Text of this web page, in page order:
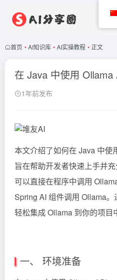
首页 • AI知识库 • AI实操教程 • 正文
在 Java 中使用 Ollama
1年前发布
本文介绍了如何在 Java 中使
旨在帮助开发者快速上手并
可以直接在程序中调用
Spring AI 组件调用 Ollama
轻松集成 Ollama 到你的项目
一、 环境准备